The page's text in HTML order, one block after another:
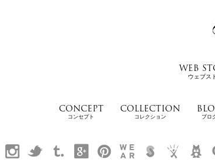
WEB
ウェブス
CONCEPT
コンセプト
COLLECTION
コレクション ブロ